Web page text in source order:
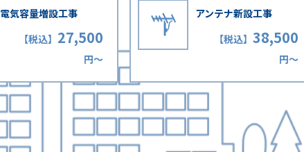
電気容量増設工事
【税込】 27,500
円〜
アンテナ新設工事
【税込】 38,500
円〜